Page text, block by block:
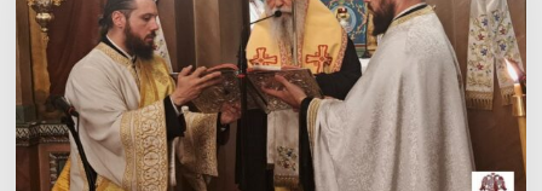
Ι.Ν.
Κοιμήσεως
της
Θεοτόκου
Μαγούλας